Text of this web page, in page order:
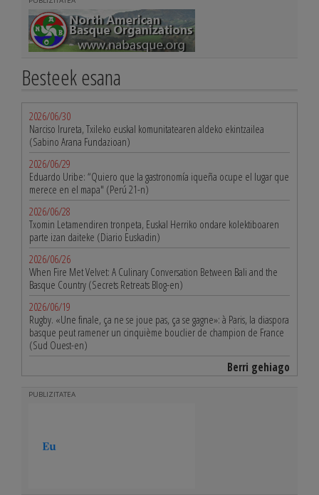
Besteek esana
2026/06/30
Narciso Irureta, Txileko euskal komunitatearen aldeko ekintzailea
(Sabino Arana Fundazioan)
2026/06/29
Eduardo Uribe: “Quiero que la gastronomía iqueña ocupe el lugar que
merece en el mapa" (Perú 21-n)
2026/06/28
Txomin Letamendiren tronpeta, Euskal Herriko ondare kolektiboaren
parte izan daiteke (Diario Euskadin)
2026/06/26
When Fire Met Velvet: A Culinary Conversation Between Bali and the
Basque Country (Secrets Retreats Blog-en)
2026/06/19
Rugby. «Une finale, ça ne se joue pas, ça se gagne»: à Paris, la diaspora
basque peut ramener un cinquième bouclier de champion de France
(Sud Ouest-en)
Berri gehiago
PUBLIZITATEA